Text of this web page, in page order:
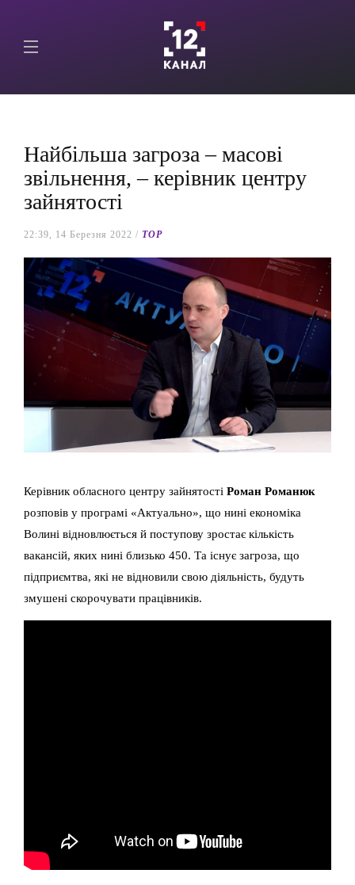
Найбільша загроза – масові
звільнення, – керівник центру
зайнятості
22:39, 14 Березня 2022 / TOP
Керівник обласного центру зайнятості Роман Романюк
розповів у програмі «Актуально», що нині економіка
Волині відновлюється й поступову зростає кількість
вакансій, яких нині близько 450. Та існує загроза, що
підприємтва, які не відновили свою діяльність, будуть
змушені скорочувати працівників.